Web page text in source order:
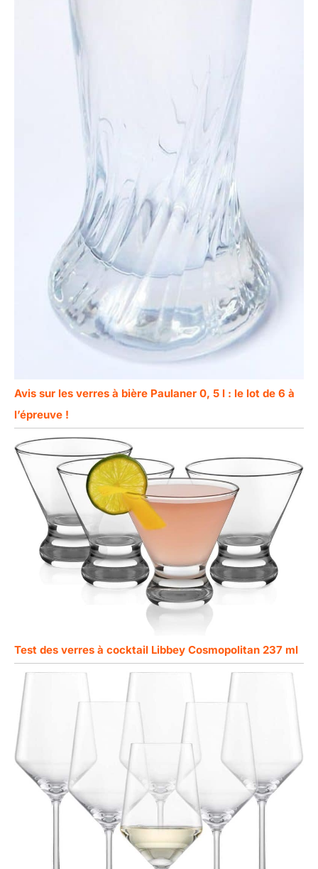
Avis sur les verres à bière Paulaner 0, 5 l : le lot de 6 à
l’épreuve !
Test des verres à cocktail Libbey Cosmopolitan 237 ml